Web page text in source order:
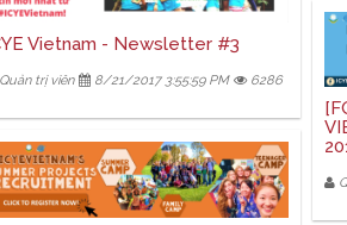
Vietnam - Newsletter #3
Quản trị viên 8/21/2017 3:55:59 PM 6286